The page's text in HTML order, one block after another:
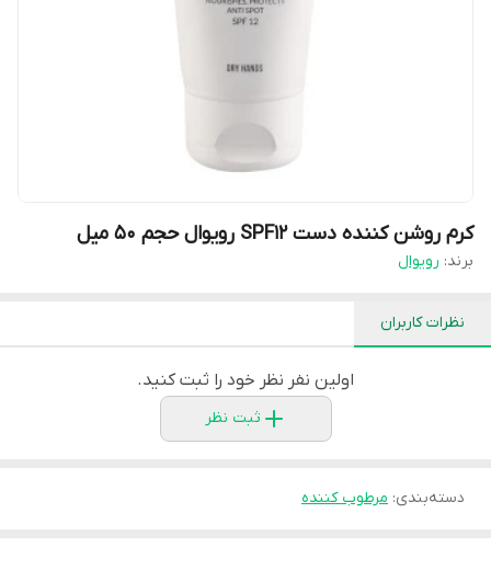
کرم روشن کننده دست SPF12 رویوال حجم 50 میل
برند: رویوال
نظرات کاربران
اولین نفر نظر خود را ثبت کنید.
ثبت نظر
دسته‌بندی: مرطوب کننده